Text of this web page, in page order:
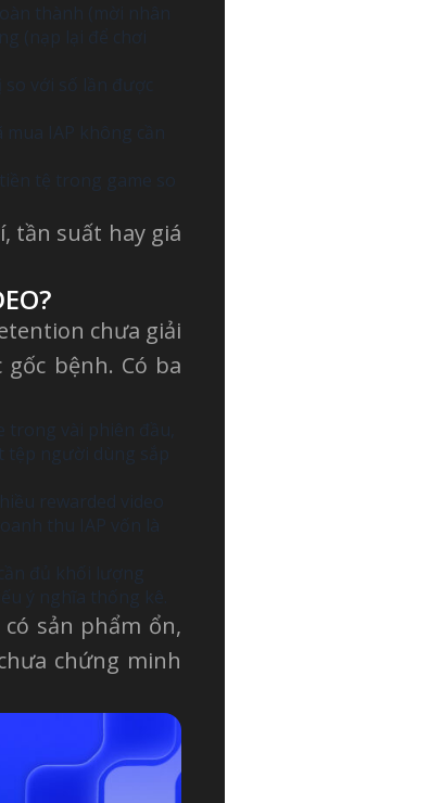
thành (mời nhân
(nạp lại để chơi
với số lần được
IAP không cần
tệ trong game so
tần suất hay giá
chưa giải
bệnh. Có ba
trong vài phiên đầu,
tệp người dùng sắp
rewarded video
thu IAP vốn là
đủ khối lượng
ý nghĩa thống kê.
sản phẩm ổn,
chứng minh